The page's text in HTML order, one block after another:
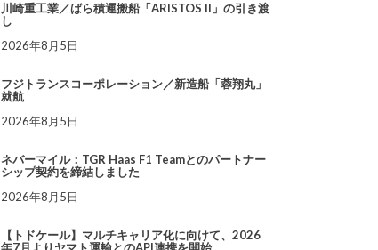
川崎重工業／ばら積運搬船「ARISTOS II」の引き渡
し
2026年8月5日
フジトランスコーポレーション／新造船「蓉翔丸」
就航
2026年8月5日
ネバーマイル：TGR Haas F1 Teamとのパートナー
シップ契約を締結しました
2026年8月5日
【トドケール】マルチキャリア化に向けて、2026